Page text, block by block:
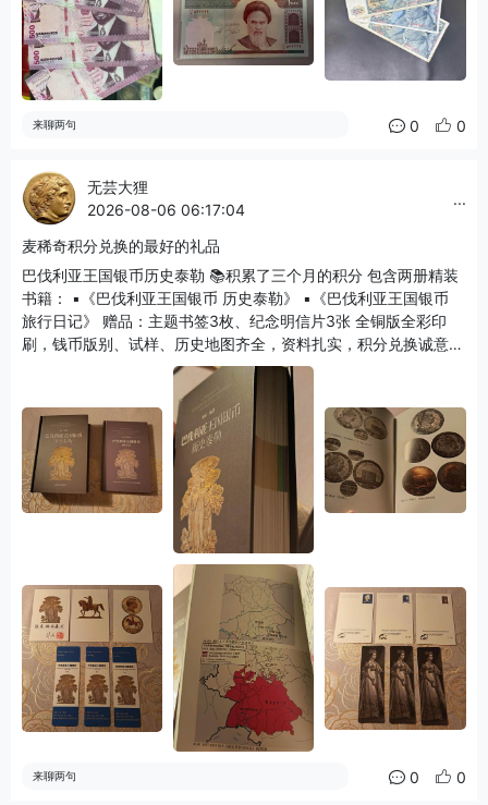
克也是德系钱币收藏很热门的品类。 简单总结： 1. 🇲🇿莫桑比
克：非洲现代新钞 2. 🇮🇷伊朗：西亚旧版里亚尔 3. 🇩🇪西德马
克：欧元之前的德国老纸币，已经作废。
来聊两句 0 0
无芸大狸
2026-08-06 06:17:04
...
麦稀奇积分兑换的最好的礼品
巴伐利亚王国银币历史泰勒 📚积累了三个月的积分 包含两册精装
书籍： ▪《巴伐利亚王国银币 历史泰勒》 ▪《巴伐利亚王国银币
旅行日记》 赠品：主题书签3枚、纪念明信片3张 全铜版全彩印
刷，钱币版别、试样、历史地图齐全，资料扎实，积分兑换诚意十
来聊两句 0 0